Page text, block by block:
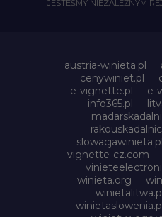
JESTEŚMY NIEZALEŻNYM
austria-winieta.pl
cenywiniet.pl
e-vignette.pl
e-
info365.pl
slowacjawinieta.pl
vignette-cz.com
winieta.org